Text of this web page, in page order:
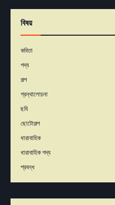
বিষয়
কবিতা
গদ্য
গল্প
গ্রন্থালোচনা
ছবি
ছোটোগল্প
ধারাবাহিক
ধারাবাহিক গদ্য
প্রবন্ধ